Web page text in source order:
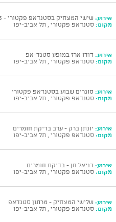
אירוע: שישי המצחיק בסטנדאפ פקטורי - 00:15
מקום: סטנדאפ פקטורי , תל אביב-יפו
אירוע: דודו ארז במופע סטנד-אפ
מקום: סטנדאפ פקטורי , תל אביב-יפו
אירוע: סוגרים שבוע בסטנדאפ פקטורי
מקום: סטנדאפ פקטורי , תל אביב-יפו
אירוע: יונתן ברק - ערב בדיקת חומרים
מקום: סטנדאפ פקטורי , תל אביב-יפו
אירוע: דניאל חן - בדיקת חומרים
מקום: סטנדאפ פקטורי , תל אביב-יפו
אירוע: שלישי המצחיק - מרתון סטנדאפ
מקום: סטנדאפ פקטורי , תל אביב-יפו